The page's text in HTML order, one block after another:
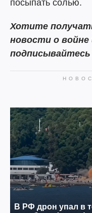
посыпать солью.
Хотите
новости о войне
подписывайтесь